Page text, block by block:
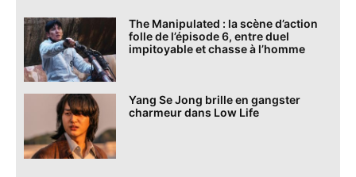
The Manipulated : la scène d’action
folle de l’épisode 6, entre duel
impitoyable et chasse à l’homme
Yang Se Jong brille en gangster
charmeur dans Low Life